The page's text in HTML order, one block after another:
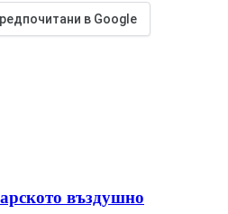
в Google
въздушно